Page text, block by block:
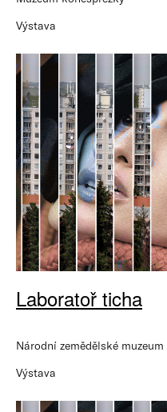
Výstava
Laboratoř ticha
Národní zemědělské muzeum
Výstava